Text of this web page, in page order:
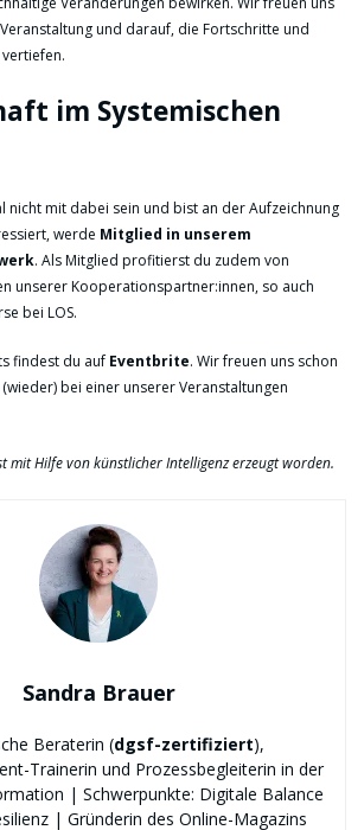
und darauf, die Fortschritte und
im Systemischen
nicht mit dabei sein und bist an der Aufzeichnung
werde Mitglied in unserem
. Als Mitglied profitierst du zudem von
unserer Kooperationspartner:innen, so auch
bei LOS.
findest du auf Eventbrite. Wir freuen uns schon
bei einer unserer Veranstaltungen
mit Hilfe von künstlicher Intelligenz erzeugt worden.
Sandra Brauer
Beraterin (dgsf-zertifiziert),
Trainerin und Prozessbegleiterin in der
| Schwerpunkte: Digitale Balance
| Gründerin des Online-Magazins